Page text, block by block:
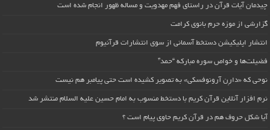
چیدمان آیات قرآن در راستای فهم مهدویت و مساله ظهور انجام شده است
گزارشی از موزه حرم بانوی کرامت
انتشار اپلیکیشن دستخط آسمانی از سوی انتشارات قرآنیوم
فضیلت‌ها و خواص سوره مبارکه “حمد”
نوحی که «دارِن آرونوفسکی» به تصویر کشیده است حتی پیامبر هم نیست
نرم افزار آنلاین قرآن کریم با دستخط منسوب به امام حسین علیه السلام منتشر شد
آیا شکل حروف هم در قرآن کریم حاوی پیام است ؟